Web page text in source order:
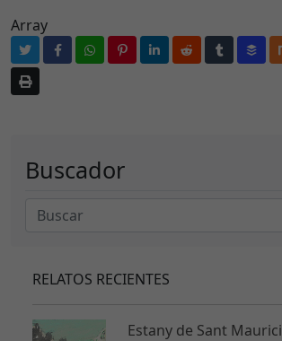
Array
Buscador
RELATOS RECIENTES
Estany de Sant Maurici